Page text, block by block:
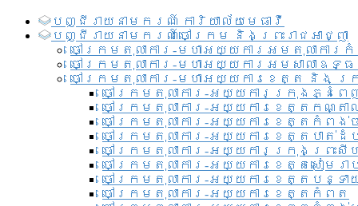
បញ្ជី​រាយ​នាមករណ៍ ការិយាល័យ​មេធាវី​
បញ្ជី​រាយ​នាមករណ៍​ចៅក្រម និងព្រះរាជអាជ្ញា
ចៅក្រមតុលាការ-មហាអយ្យការអមតុលាការ
ចៅក្រមតុលាការ-មហាអយ្យការអមសាលាឧទ្
ចៅក្រមតុលាការ-មហាអយ្យការខេត្ត និង ក្
ចៅក្រមតុលាការ-អយ្យការក្រុងភ្នំពេ
ចៅក្រមតុលាការ-អយ្យការខេត្តកណ្តា
ចៅក្រមតុលាការ-អយ្យការខេត្តកំពង់ច
ចៅក្រមតុលាការ-អយ្យការខេត្តបាត់ដំ
ចៅក្រមតុលាការ-អយ្យការ​ក្រុងព្រះសី
ចៅក្រមតុលាការ-អយ្យការខេត្តសៀមរា
ចៅក្រមតុលាការ-អយ្យការខេត្តបន្ទា
ចៅក្រមតុលាការ-អយ្យការខេត្តកំពត